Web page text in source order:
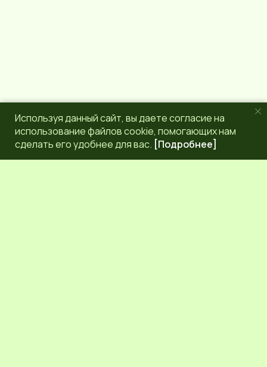
Используя данный сайт, вы даете согласие на
использование файлов cookie, помогающих нам
сделать его удобнее для вас. [Подробнее]